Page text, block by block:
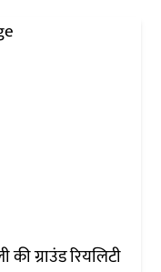
ग्राउंड रियलिटी